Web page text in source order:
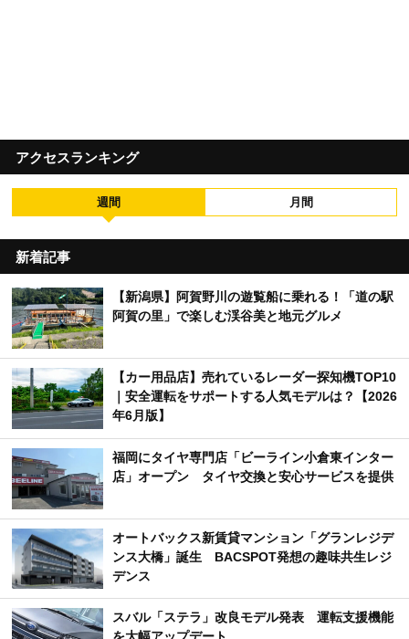
アクセスランキング
週間
新着記事
阿賀の里」で楽しむ渓谷美と地元グルメ
｜安全運転をサポートする人気モデルは？【2026
年6月版】